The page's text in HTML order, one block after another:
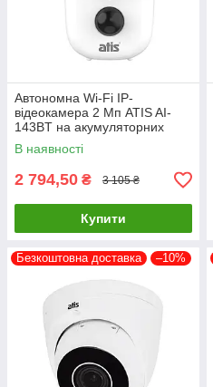
Автономна Wi-Fi IP-
відеокамера 2 Мп ATIS AI-
143BT на акумуляторних
батареях з підтримкою Tuya
Smart
В наявності
2 794,50 ₴ 3 105 ₴
Купити
Безкоштовна доставка –10%